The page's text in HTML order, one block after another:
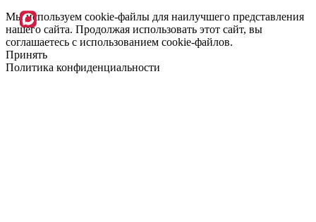
Мы используем cookie-файлы для наилучшего представления
нашего сайта. Продолжая использовать этот сайт, вы
соглашаетесь с использованием cookie-файлов.
Принять
Политика конфиденциальности